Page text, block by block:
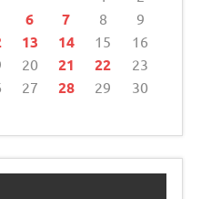
6 7 8 9
13 14 15 16
20 21 22
23
27 28 29
30